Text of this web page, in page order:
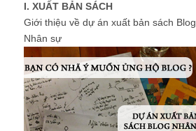
I. XUẤT BẢN SÁCH
Giới thiệu về dự án xuất bản sách Blog
Nhân sự